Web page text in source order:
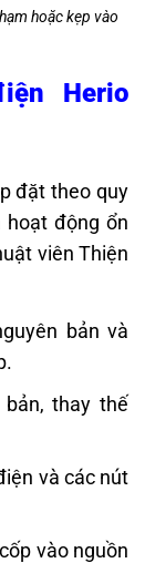
hoặc kẹp vào
Herio
đặt theo quy
hoạt động ổn
viên Thiện
bản và
thay thế
và các nút
vào nguồn